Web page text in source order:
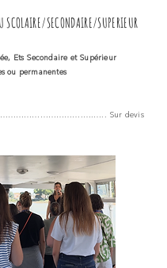
SCOLAIRE/SECONDAIRE/SUPERIEUR
Ets Secondaire et Supérieur
ou permanentes
Sur devis